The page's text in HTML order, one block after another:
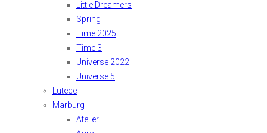
Little Dreamers
Spring
Time 2025
Time 3
Universe 2022
Universe 5
Lutece
Marburg
Atelier